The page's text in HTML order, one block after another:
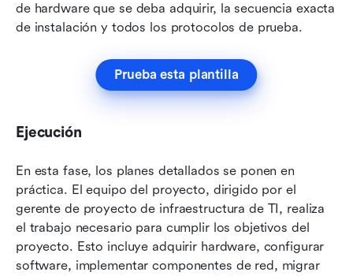
de hardware que se deba adquirir, la secuencia exacta
de instalación y todos los protocolos de prueba.
Prueba esta plantilla
Ejecución
En esta fase, los planes detallados se ponen en
práctica. El equipo del proyecto, dirigido por el
gerente de proyecto de infraestructura de TI, realiza
el trabajo necesario para cumplir los objetivos del
proyecto. Esto incluye adquirir hardware, configurar
software, implementar componentes de red, migrar